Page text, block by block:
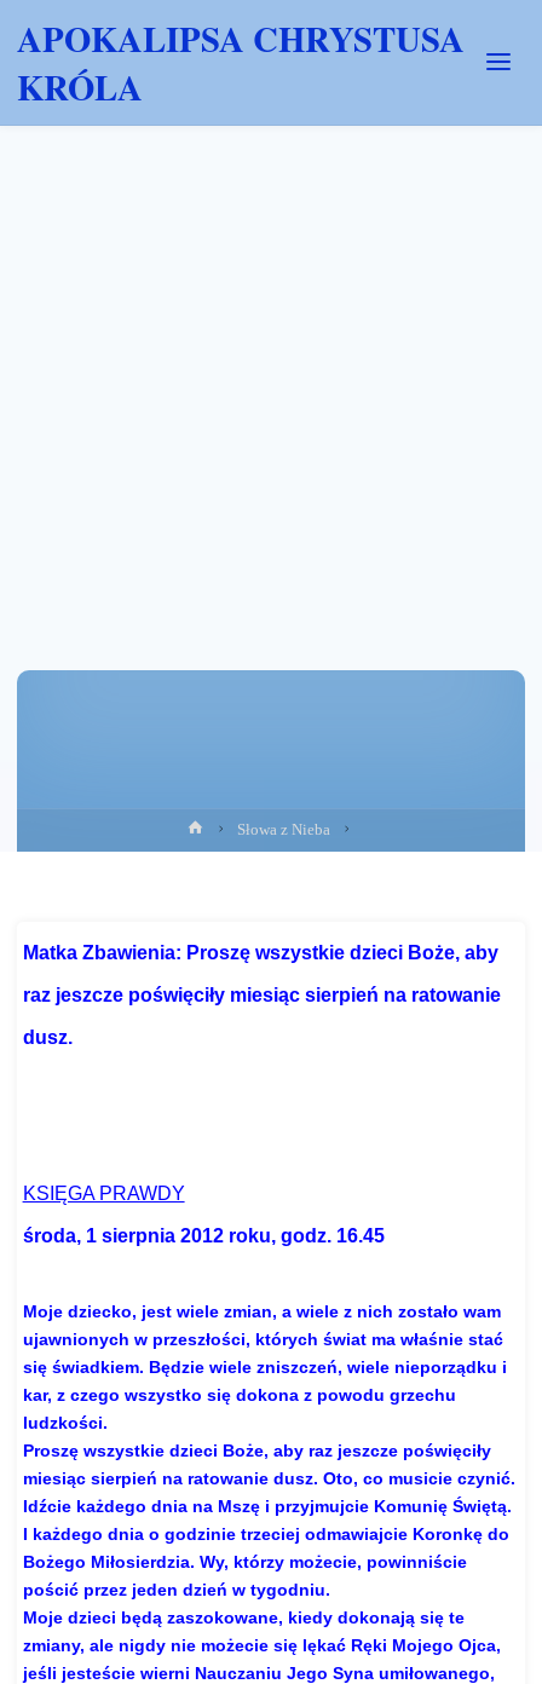
APOKALIPSA CHRYSTUSA
KRÓLA
Strona
główna
Słowa z Nieba
Matka Zbawienia: Proszę wszystkie dzieci Boże, aby
raz jeszcze poświęciły miesiąc sierpień na ratowanie
dusz.
KSIĘGA PRAWDY
środa, 1 sierpnia 2012 roku, godz. 16.45
Moje dziecko, jest wiele zmian, a wiele z nich zostało wam
ujawnionych w przeszłości, których świat ma właśnie stać
się świadkiem. Będzie wiele zniszczeń, wiele nieporządku i
kar, z czego wszystko się dokona z powodu grzechu
ludzkości.
Proszę wszystkie dzieci Boże, aby raz jeszcze poświęciły
miesiąc sierpień na ratowanie dusz. Oto, co musicie czynić.
Idźcie każdego dnia na Mszę i przyjmujcie Komunię Świętą.
I każdego dnia o godzinie trzeciej odmawiajcie Koronkę do
Bożego Miłosierdzia. Wy, którzy możecie, powinniście
pościć przez jeden dzień w tygodniu.
Moje dzieci będą zaszokowane, kiedy dokonają się te
zmiany, ale nigdy nie możecie się lękać Ręki Mojego Ojca,
jeśli jesteście wierni Nauczaniu Jego Syna umiłowanego,